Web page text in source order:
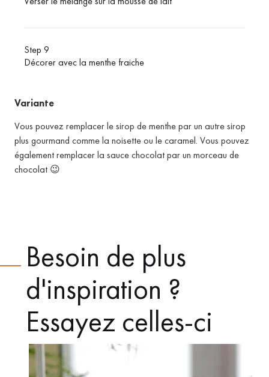
Step 9
Décorer avec la menthe fraiche
Variante
Vous pouvez remplacer le sirop de menthe par un autre sirop
plus gourmand comme la noisette ou le caramel. Vous pouvez
également remplacer la sauce chocolat par un morceau de
chocolat 😉
Besoin de plus
d'inspiration ?
Essayez celles-ci